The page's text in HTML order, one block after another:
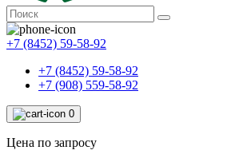
+7 (8452) 59-58-92
+7 (8452) 59-58-92
+7 (908) 559-58-92
0
Цена по запросу